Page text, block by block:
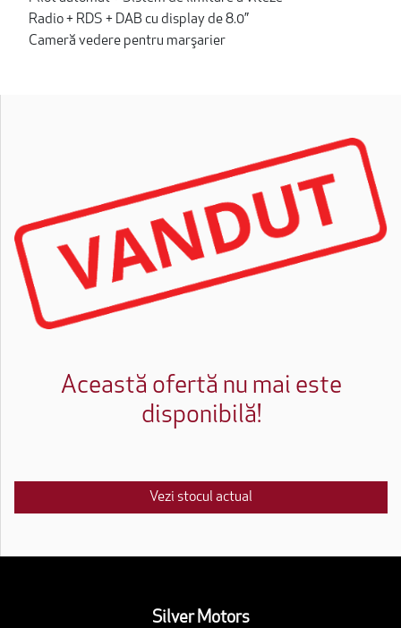
Radio + RDS + DAB cu display de 8.0”
Cameră vedere pentru marşarier
Această ofertă nu mai este
disponibilă!
Vezi stocul actual
Silver Motors